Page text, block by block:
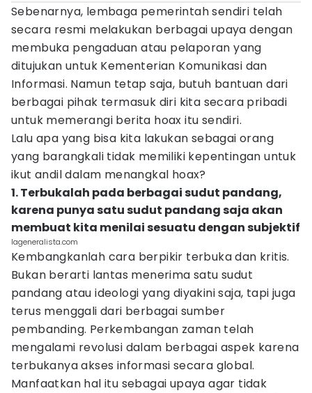
Sebenarnya, lembaga pemerintah sendiri telah
secara resmi melakukan berbagai upaya dengan
membuka pengaduan atau pelaporan yang
ditujukan untuk Kementerian Komunikasi dan
Informasi. Namun tetap saja, butuh bantuan dari
berbagai pihak termasuk diri kita secara pribadi
untuk memerangi berita hoax itu sendiri.
Lalu apa yang bisa kita lakukan sebagai orang
yang barangkali tidak memiliki kepentingan untuk
ikut andil dalam menangkal hoax?
1. Terbukalah pada berbagai sudut pandang,
karena punya satu sudut pandang saja akan
membuat kita menilai sesuatu dengan subjektif
lageneralista.com
Kembangkanlah cara berpikir terbuka dan kritis.
Bukan berarti lantas menerima satu sudut
pandang atau ideologi yang diyakini saja, tapi juga
terus menggali dari berbagai sumber
pembanding. Perkembangan zaman telah
mengalami revolusi dalam berbagai aspek karena
terbukanya akses informasi secara global.
Manfaatkan hal itu sebagai upaya agar tidak